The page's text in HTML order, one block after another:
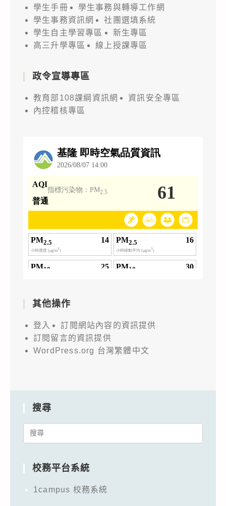
學生手冊
學生事務與轉導工作網
學生事務資訊網
社團選填系統
學生自主學習專區
新生專區
高三升學專區
線上授課專區
政令宣導專區
教育部108課綱資訊網
資訊安全專區
內控稽核專區
其他操作
登入
訂閱網站內容的資訊提供
訂閱留言的資訊提供
WordPress.org 台灣繁體中文
搜尋
Search
校務平台系統
1campus 校務系統